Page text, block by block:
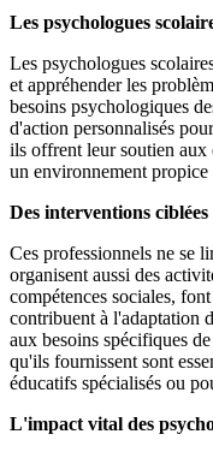
Les psychologues
Les psychologues
et appréhender les
besoins psychologiques
d'action personnalisés
ils offrent leur soutien aux
un environnement propice
Des interventions
Ces professionnels ne se
organisent aussi des
compétences sociales,
contribuent à l'adaptation
aux besoins spécifiques
qu'ils fournissent sont
éducatifs spécialisés ou
L'impact vital des